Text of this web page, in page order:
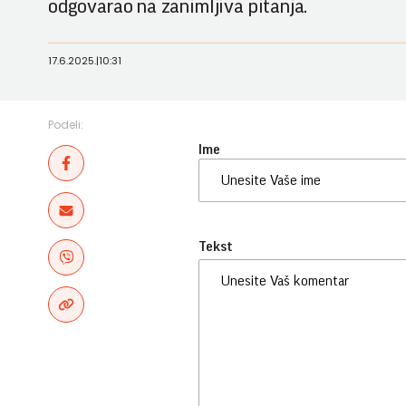
odgovarao na zanimljiva pitanja.
17.6.2025.|10:31
Podeli:
Ime
Tekst